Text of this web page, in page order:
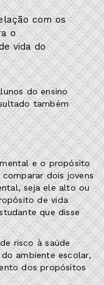
com os
o
vida do
do ensino
também
e o propósito
dois jovens
seja ele alto ou
de vida
que disse
risco à saúde
ambiente escolar,
dos propósitos